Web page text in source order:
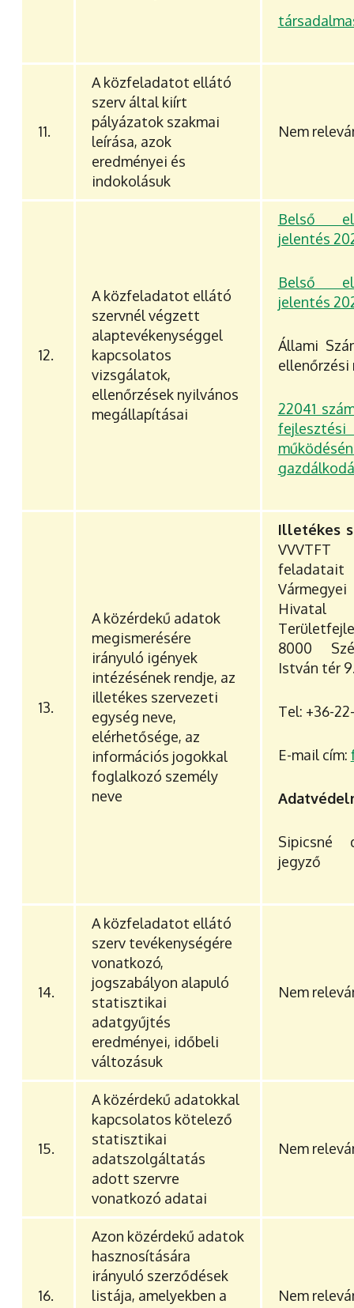
11.
A közfeladatot ellátó
szerv által kiírt
pályázatok szakmai
leírása, azok
eredményei és
indokolásuk
Nem
12.
A közfeladatot ellátó
szervnél végzett
alaptevékenységgel
kapcsolatos
vizsgálatok,
ellenőrzések nyilvános
megállapításai
Belső
jelentés
Belső
jelentés
Állami
ellenőrzési
22041
13.
A közérdekű adatok
megismerésére
irányuló igények
intézésének rendje, az
illetékes szervezeti
egység neve,
elérhetősége, az
információs jogokkal
foglalkozó személy
neve
Illetékes
VVVTFT
8000
István tér
Tel: +36-
E-mail cím:
Sipicsné
jegyző
14.
A közfeladatot ellátó
szerv tevékenységére
vonatkozó,
jogszabályon alapuló
statisztikai
adatgyűjtés
eredményei, időbeli
változásuk
Nem
15.
A közérdekű adatokkal
kapcsolatos kötelező
statisztikai
adatszolgáltatás
adott szervre
vonatkozó adatai
Nem
16.
Azon közérdekű adatok
hasznosítására
irányuló szerződések
listája, amelyekben a
Nem